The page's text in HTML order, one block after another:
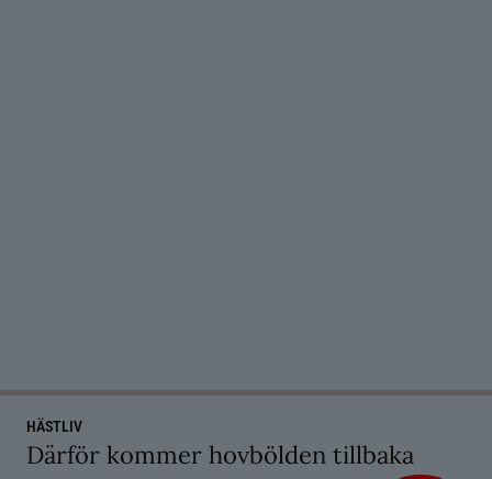
HÄSTLIV
Därför kommer hovbölden tillbaka